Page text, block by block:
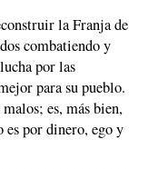
la Franja de
combatiendo y
por las
para su pueblo.
es, más bien,
es por dinero, ego y